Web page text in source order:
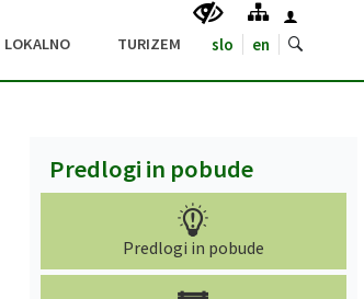
LOKALNO TURIZEM slo en
Predlogi in pobude
Predlogi in pobude